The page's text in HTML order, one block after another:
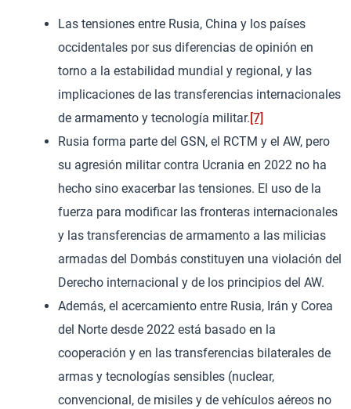
Las tensiones entre Rusia, China y los países
occidentales por sus diferencias de opinión en
torno a la estabilidad mundial y regional, y las
implicaciones de las transferencias internacionales
de armamento y tecnología militar. [7]
Rusia forma parte del GSN, el RCTM y el AW, pero
su agresión militar contra Ucrania en 2022 no ha
hecho sino exacerbar las tensiones. El uso de la
fuerza para modificar las fronteras internacionales
y las transferencias de armamento a las milicias
armadas del Dombás constituyen una violación del
Derecho internacional y de los principios del AW.
Además, el acercamiento entre Rusia, Irán y Corea
del Norte desde 2022 está basado en la
cooperación y en las transferencias bilaterales de
armas y tecnologías sensibles (nuclear,
convencional, de misiles y de vehículos aéreos no